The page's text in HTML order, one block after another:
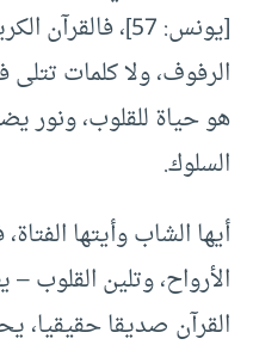
[يونس: 57]،
الرفوف، ولا كلمات تتلى
هو حياة للقلوب، ونور
السلوك.
أيها الشاب وأيتها
الأرواح، وتلين القلوب
القرآن صديقا حقيقيا،